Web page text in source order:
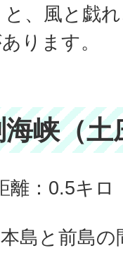
と、風と戯
ります。
峡（土
離：0.5キロ
島と前島の